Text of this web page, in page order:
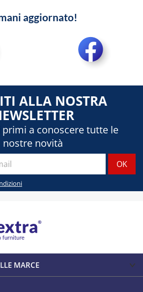
aggiornato!
ALLA NOSTRA
primi a conoscere tutte le
nostre novità
MARCE